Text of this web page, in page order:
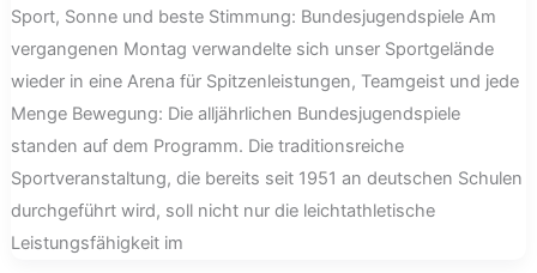
Sport, Sonne und beste Stimmung: Bundesjugendspiele Am
vergangenen Montag verwandelte sich unser Sportgelände
wieder in eine Arena für Spitzenleistungen, Teamgeist und jede
Menge Bewegung: Die alljährlichen Bundesjugendspiele
standen auf dem Programm. Die traditionsreiche
Sportveranstaltung, die bereits seit 1951 an deutschen Schulen
durchgeführt wird, soll nicht nur die leichtathletische
Leistungsfähigkeit im